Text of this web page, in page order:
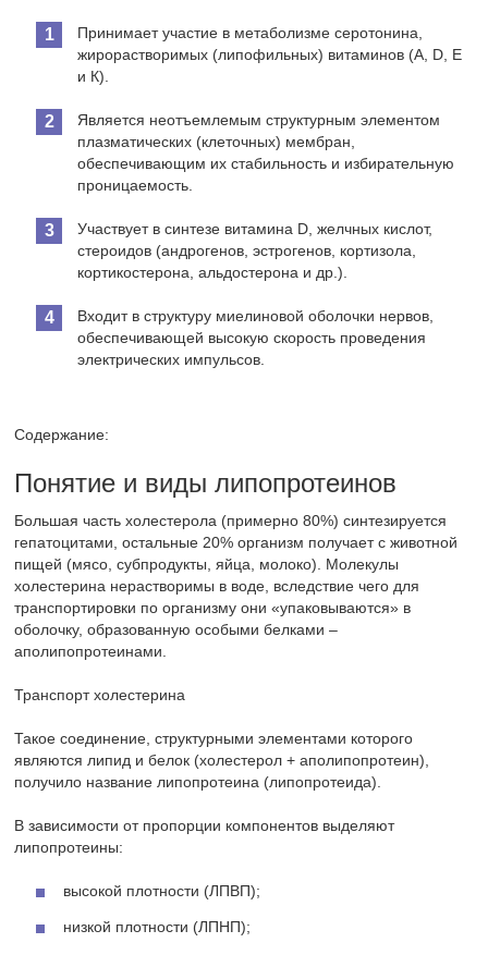
Принимает участие в метаболизме серотонина,
жирорастворимых (липофильных) витаминов (А, D, Е
и К).
Является неотъемлемым структурным элементом
плазматических (клеточных) мембран,
обеспечивающим их стабильность и избирательную
проницаемость.
Участвует в синтезе витамина D, желчных кислот,
стероидов (андрогенов, эстрогенов, кортизола,
кортикостерона, альдостерона и др.).
Входит в структуру миелиновой оболочки нервов,
обеспечивающей высокую скорость проведения
электрических импульсов.
Содержание:
Понятие и виды липопротеинов
Большая часть холестерола (примерно 80%) синтезируется
гепатоцитами, остальные 20% организм получает с животной
пищей (мясо, субпродукты, яйца, молоко). Молекулы
холестерина нерастворимы в воде, вследствие чего для
транспортировки по организму они «упаковываются» в
оболочку, образованную особыми белками –
аполипопротеинами.
Транспорт холестерина
Такое соединение, структурными элементами которого
являются липид и белок (холестерол + аполипопротеин),
получило название липопротеина (липопротеида).
В зависимости от пропорции компонентов выделяют
липопротеины:
высокой плотности (ЛПВП);
низкой плотности (ЛПНП);